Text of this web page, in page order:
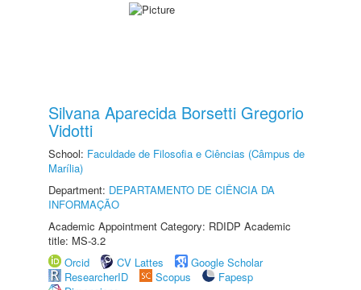
Silvana Aparecida Borsetti Gregorio
Vidotti
School: Faculdade de Filosofia e Ciências (Câmpus de
Marília)
Department: DEPARTAMENTO DE CIÊNCIA DA
INFORMAÇÃO
Academic Appointment Category: RDIDP Academic
title: MS-3.2
Orcid
CV Lattes
Google Scholar
ResearcherID
Scopus
Fapesp